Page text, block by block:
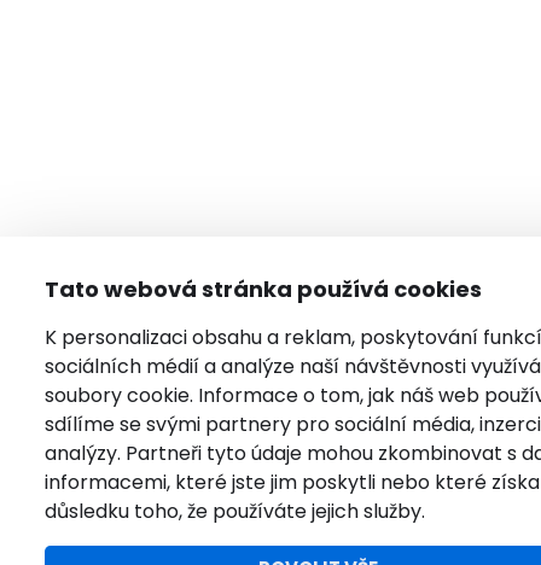
Tato webová stránka používá cookies
K personalizaci obsahu a reklam, poskytování funkcí
sociálních médií a analýze naší návštěvnosti
soubory cookie. Informace o tom, jak náš web
sdílíme se svými partnery pro sociální média,
analýzy. Partneři tyto údaje mohou zkombinovat s
informacemi, které jste jim poskytli nebo které
důsledku toho, že používáte jejich služby.